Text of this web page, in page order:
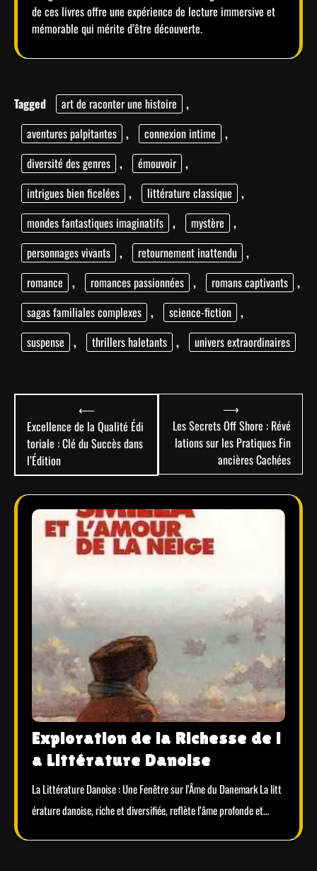
de ces livres offre une expérience de lecture immersive et
mémorable qui mérite d’être découverte.
Tagged art de raconter une histoire ,
aventures palpitantes , connexion intime ,
diversité des genres , émouvoir ,
intrigues bien ficelées , littérature classique ,
mondes fantastiques imaginatifs , mystère ,
personnages vivants , retournement inattendu ,
romance , romances passionnées , romans captivants ,
sagas familiales complexes , science-fiction ,
suspense , thrillers haletants , univers extraordinaires
de
l’article
⟵
Excellence de la Qualité Édi
toriale : Clé du Succès dans
l’Édition
Les Secrets Off Shore : Révé
lations sur les Pratiques Fin
ancières Cachées
⟶
Exploration de la Richesse de l
a Littérature Danoise
La Littérature Danoise : Une Fenêtre sur l’Âme du Danemark La litt
érature danoise, riche et diversifiée, reflète l’âme profonde et…